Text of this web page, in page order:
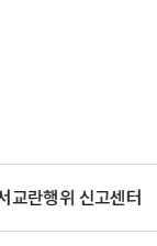
교란행위 신고센터